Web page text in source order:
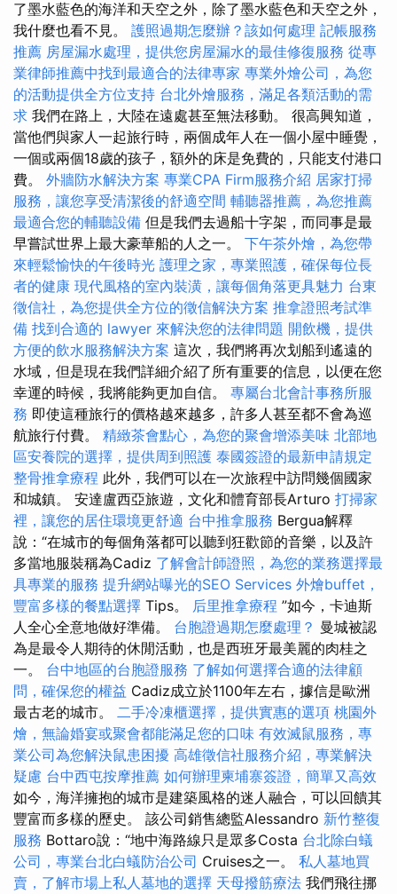
了墨水藍色的海洋和天空之外，除了墨水藍色和天空之外，
我什麼也看不見。 護照過期怎麼辦？該如何處理 記帳服務
推薦 房屋漏水處理，提供您房屋漏水的最佳修復服務 從專
業律師推薦中找到最適合的法律專家 專業外燴公司，為您
的活動提供全方位支持 台北外燴服務，滿足各類活動的需
求 我們在路上，大陸在遠處甚至無法移動。 很高興知道，
當他們與家人一起旅行時，兩個成年人在一個小屋中睡覺，
一個或兩個18歲的孩子，額外的床是免費的，只能支付港口
費。 外牆防水解決方案 專業CPA Firm服務介紹 居家打掃
服務，讓您享受清潔後的舒適空間 輔聽器推薦，為您推薦
最適合您的輔聽設備 但是我們去過船十字架，而同事是最
早嘗試世界上最大豪華船的人之一。 下午茶外燴，為您帶
來輕鬆愉快的午後時光 護理之家，專業照護，確保每位長
者的健康 現代風格的室內裝潢，讓每個角落更具魅力 台東
徵信社，為您提供全方位的徵信解決方案 推拿證照考試準
備 找到合適的 lawyer 來解決您的法律問題 開飲機，提供
方便的飲水服務解決方案 這次，我們將再次划船到遙遠的
水域，但是現在我們詳細介紹了所有重要的信息，以便在您
幸運的時候，我將能夠更加自信。 專屬台北會計事務所服
務 即使這種旅行的價格越來越多，許多人甚至都不會為巡
航旅行付費。 精緻茶會點心，為您的聚會增添美味 北部地
區安養院的選擇，提供周到照護 泰國簽證的最新申請規定
整骨推拿療程 此外，我們可以在一次旅程中訪問幾個國家
和城鎮。 安達盧西亞旅遊，文化和體育部長Arturo 打掃家
裡，讓您的居住環境更舒適 台中推拿服務 Bergua解釋
說：“在城市的每個角落都可以聽到狂歡節的音樂，以及許
多當地服裝稱為Cadiz 了解會計師證照，為您的業務選擇最
具專業的服務 提升網站曝光的SEO Services 外燴buffet，
豐富多樣的餐點選擇 Tips。 后里推拿療程 ”如今，卡迪斯
人全心全意地做好準備。 台胞證過期怎麼處理？ 曼城被認
為是最令人期待的休閒活動，也是西班牙最美麗的肉桂之
一。 台中地區的台胞證服務 了解如何選擇合適的法律顧
問，確保您的權益 Cadiz成立於1100年左右，據信是歐洲
最古老的城市。 二手冷凍櫃選擇，提供實惠的選項 桃園外
燴，無論婚宴或聚會都能滿足您的口味 有效滅鼠服務，專
業公司為您解決鼠患困擾 高雄徵信社服務介紹，專業解決
疑慮 台中西屯按摩推薦 如何辦理柬埔寨簽證，簡單又高效
如今，海洋擁抱的城市是建築風格的迷人融合，可以回饋其
豐富而多樣的歷史。 該公司銷售總監Alessandro 新竹整復
服務 Bottaro說：“地中海路線只是眾多Costa 台北除白蟻
公司，專業台北白蟻防治公司 Cruises之一。 私人墓地買
賣，了解市場上私人墓地的選擇 天母撥筋療法 我們飛往挪